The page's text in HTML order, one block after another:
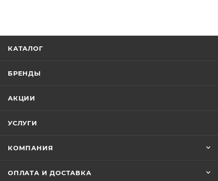
КАТАЛОГ
БРЕНДЫ
АКЦИИ
УСЛУГИ
КОМПАНИЯ
ОПЛАТА И ДОСТАВКА